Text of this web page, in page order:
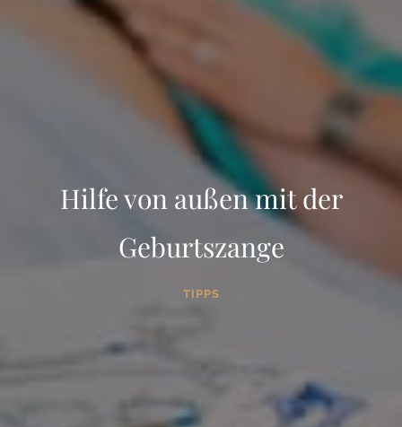
Hilfe von außen mit der
Geburtszange
TIPPS